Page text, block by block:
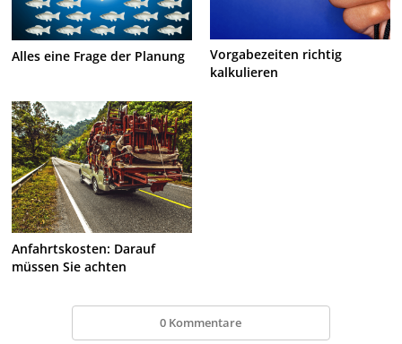
Alles eine Frage der Planung
Vorgabezeiten richtig
kalkulieren
Anfahrtskosten: Darauf
müssen Sie achten
0 Kommentare